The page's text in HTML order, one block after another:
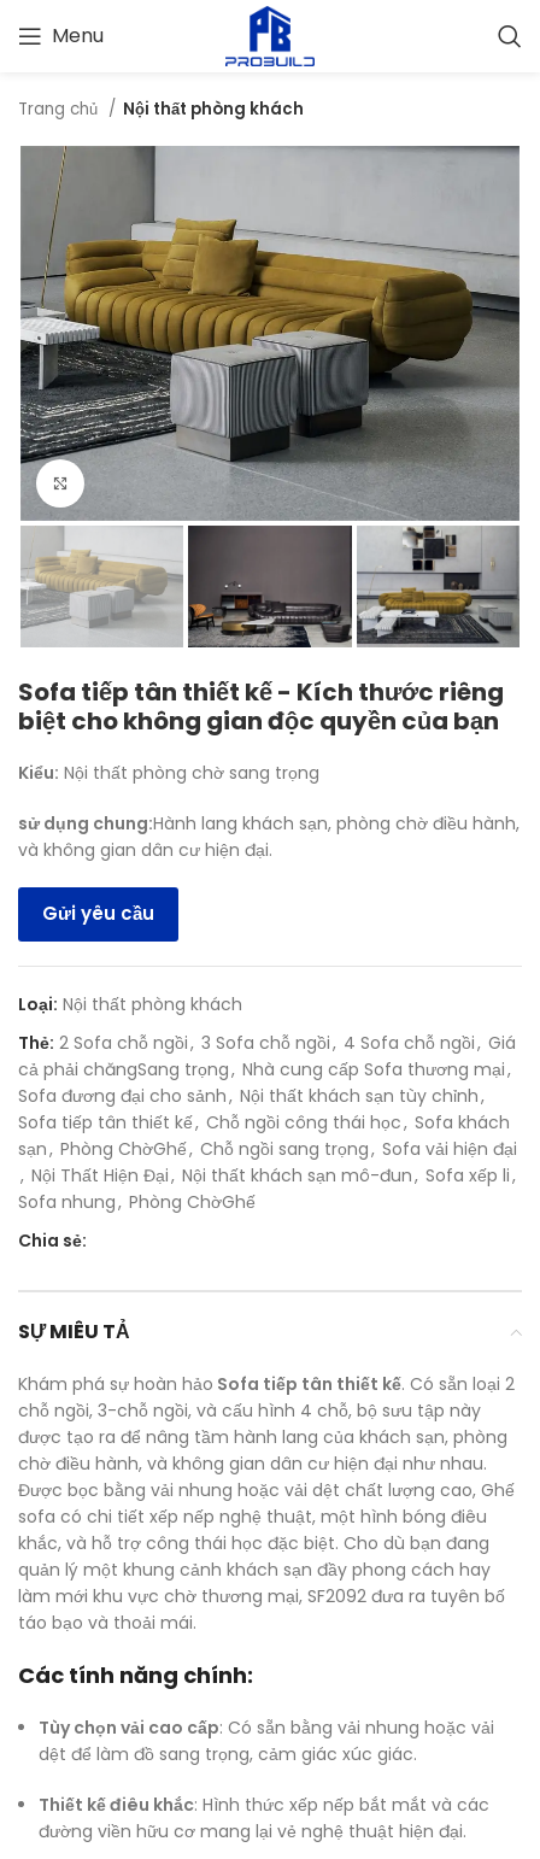
Menu
Trang chủ Nội thất phòng khách
Bấm vào để phóng to
Sofa tiếp tân thiết kế - Kích thước riêng
biệt cho không gian độc quyền của bạn
Kiểu: Nội thất phòng chờ sang trọng
sử dụng chung:Hành lang khách sạn, phòng chờ điều hành,
và không gian dân cư hiện đại.
Gửi yêu cầu
Loại: Nội thất phòng khách
Thẻ: 2 Sofa chỗ ngồi, 3 Sofa chỗ ngồi, 4 Sofa chỗ ngồi, Giá
cả phải chăngSang trọng, Nhà cung cấp Sofa thương mại,
Sofa đương đại cho sảnh, Nội thất khách sạn tùy chỉnh,
Sofa tiếp tân thiết kế, Chỗ ngồi công thái học, Sofa khách
sạn, Phòng ChờGhế, Chỗ ngồi sang trọng, Sofa vải hiện đại
, Nội Thất Hiện Đại, Nội thất khách sạn mô-đun, Sofa xếp li,
Sofa nhung, Phòng ChờGhế
Chia sẻ:
SỰ MIÊU TẢ
Khám phá sự hoàn hảo Sofa tiếp tân thiết kế. Có sẵn loại 2
chỗ ngồi, 3-chỗ ngồi, và cấu hình 4 chỗ, bộ sưu tập này
được tạo ra để nâng tầm hành lang của khách sạn, phòng
chờ điều hành, và không gian dân cư hiện đại như nhau.
Được bọc bằng vải nhung hoặc vải dệt chất lượng cao, Ghế
sofa có chi tiết xếp nếp nghệ thuật, một hình bóng điêu
khắc, và hỗ trợ công thái học đặc biệt. Cho dù bạn đang
quản lý một khung cảnh khách sạn đầy phong cách hay
làm mới khu vực chờ thương mại, SF2092 đưa ra tuyên bố
táo bạo và thoải mái.
Các tính năng chính:
Tùy chọn vải cao cấp: Có sẵn bằng vải nhung hoặc vải
dệt để làm đồ sang trọng, cảm giác xúc giác.
Thiết kế điêu khắc: Hình thức xếp nếp bắt mắt và các
đường viền hữu cơ mang lại vẻ nghệ thuật hiện đại.